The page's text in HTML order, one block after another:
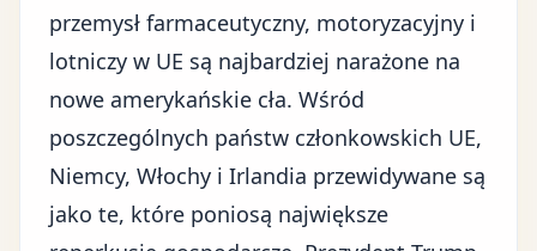
przemysł farmaceutyczny, motoryzacyjny i
lotniczy w UE są najbardziej narażone na
nowe amerykańskie cła. Wśród
poszczególnych państw członkowskich UE,
Niemcy, Włochy i Irlandia przewidywane są
jako te, które poniosą największe